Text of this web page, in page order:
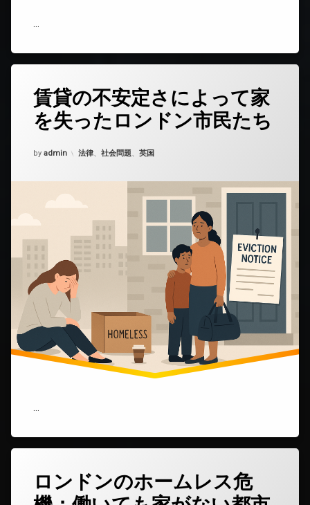
賃貸の不安定さによって家
を失ったロンドン市民たち
Updated on 2025年12月8日
by admin カテゴリー:
法律、 社会問題、 英国
…
コ
メ
ン
ト
ど
安
に
よ
っ
て
家
失
市
ち)
ロンドンのホームレス危
コ
メ
ン